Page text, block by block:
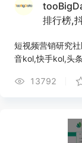
排行榜,
短视频营销研究
音kol,快手kol,头
13792